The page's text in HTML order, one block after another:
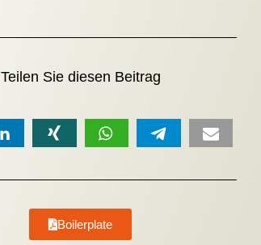
Teilen Sie diesen Beitrag
Boilerplate